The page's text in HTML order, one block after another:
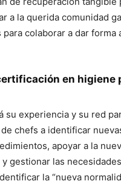
a la querida comunidad
colaborar a dar forma
en higiene
su experiencia y su red
chefs a identificar
apoyar a la
gestionar las
la “nueva